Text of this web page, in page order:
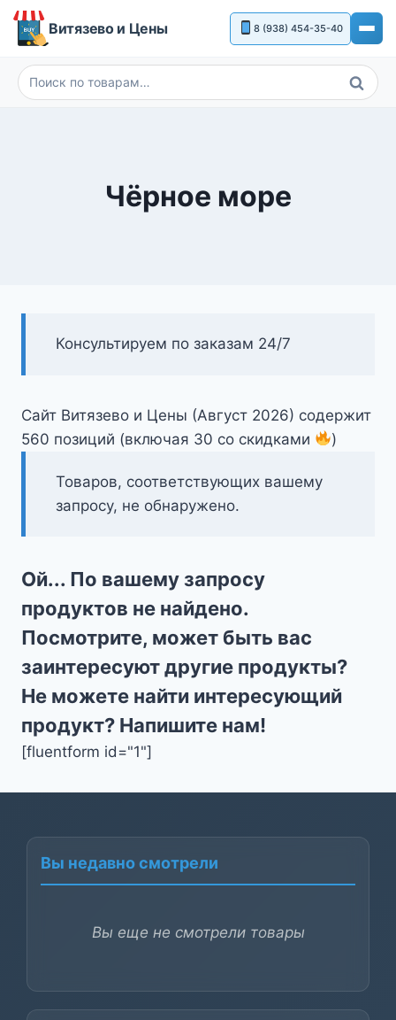
Перейти
Витязево и Цены 8 (938) 454-35-40
Искать:
Поиск
Чёрное море
Консультируем по заказам 24/7
Сайт Витязево и Цены (Август 2026) содержит
560 позиций (включая 30 со скидками
)
Товаров, соответствующих вашему
запросу, не обнаружено.
Ой... По вашему запросу
продуктов не найдено.
Посмотрите, может быть вас
заинтересуют другие продукты?
Не можете найти интересующий
продукт? Напишите нам!
[fluentform id="1"]
Вы недавно смотрели
Вы еще не смотрели товары